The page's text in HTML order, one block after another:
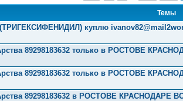
Темы
куплю
89298183632 только в РОСТОВЕ
89298183632 только в РОСТОВЕ
89298183632 в РОСТОВЕ КРАСНОДАРЕ